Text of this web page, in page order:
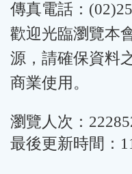
傳真電話：
歡迎光臨瀏覽本
源，請確保資料
商業使用。
瀏覽人次：
最後更新時間：